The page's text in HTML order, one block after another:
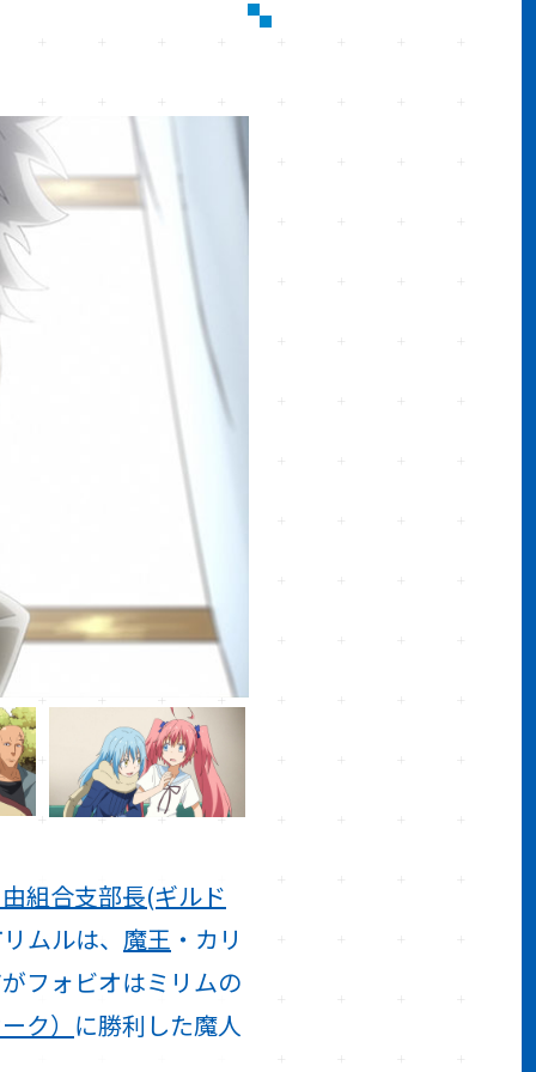
組合支部長(ギルド
ムルは、 魔王 ・カリ
フォビオはミリムの
ク） に勝利した魔人